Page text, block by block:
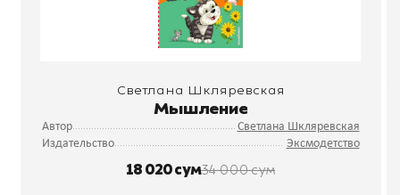
Светлана Шкляревская
Мышление
Автор
Светлана Шкляревская
Издательство
Эксмодетство
18 020 сум34 000 сум